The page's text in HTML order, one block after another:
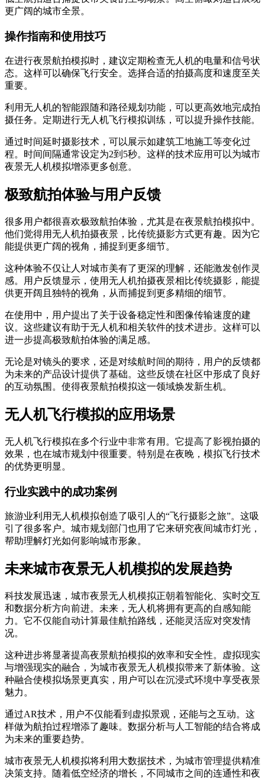
更广阔的城市全景。
操作指南和使用技巧
在进行夜景航拍模拟时，建议定期检查无人机的电量和信号状
态。这样可以确保飞行安全。选择合适的拍摄高度和速度至关
重要。
利用无人机的智能跟随和路径规划功能，可以更高效地完成拍
摄任务。定期进行无人机飞行模拟训练，可以提升操作技能。
通过时间延时摄影技术，可以展示如建筑工地施工等变化过
程。时间间隔通常设定为2到5秒。这样的技术应用可以为城市
夜景无人机模拟增添更多创意。
极致航拍体验与用户反馈
很多用户都很喜欢极致航拍体验，尤其是在夜景航拍模拟中。
他们觉得用无人机拍摄夜景，比传统摄影方式更有趣。因为它
能提供更广阔的视角，捕捉到更多细节。
这种体验不仅让人对城市美有了更深的理解，还能激发创作灵
感。用户反馈显示，使用无人机拍摄夜景相比传统摄影，能提
供更开阔且独特的视角，从而捕捉到更多精细的细节。
在使用中，用户提出了关于设备稳定性和图像传输速度的建
议。这些建议有助于无人机和相关软件的技术进步。这样可以
进一步提高极致航拍体验的满足感。
无论是对镜头的要求，还是对续航时间的期待，用户的反馈都
为未来的产品设计提供了基础。这些反馈在社区中形成了良好
的互动氛围。使得夜景航拍模拟这一领域焕发新生机。
无人机飞行模拟的应用场景
无人机飞行模拟在多个行业中非常有用。它提高了影视拍摄的
效果，也在城市规划中很重要。特别是在夜晚，模拟飞行技术
的优势更明显。
行业实践中的成功案例
旅游业利用无人机模拟创造了吸引人的“飞行摄影之旅”。这吸
引了很多客户。城市规划部门也用了它来研究夜间城市灯光，
帮助理解灯光如何影响城市形象。
未来城市夜景无人机模拟的发展趋势
科技发展迅速，城市夜景无人机模拟正朝着智能化、实时交互
和数据分析方向前进。未来，无人机将拥有更高的自感知能
力。它不仅能自动计算最佳航拍路线，还能灵活应对突发情
况。
这种进步将显著提高夜景航拍模拟的效率和安全性。虚拟现实
与增强现实的融合，为城市夜景无人机模拟带来了新体验。这
种融合使模拟场景更真实，用户可以在沉浸式环境中享受夜景
魅力。
通过AR技术，用户不仅能看到虚拟景观，还能与之互动。这
样做为航拍过程增添了趣味。数据分析与人工智能的结合将成
为未来的重要趋势。
城市夜景无人机模拟将利用大数据技术，为城市管理提供精准
决策支持。随着低空经济的增长，不同城市之间的连通性和夜